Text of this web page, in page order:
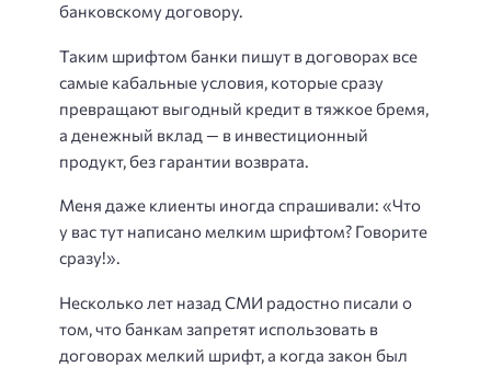
банковскому договору.
Таким шрифтом банки пишут в договорах все
самые кабальные условия, которые сразу
превращают выгодный кредит в тяжкое бремя,
а денежный вклад — в инвестиционный
продукт, без гарантии возврата.
Меня даже клиенты иногда спрашивали: «Что
у вас тут написано мелким шрифтом? Говорите
сразу!».
Несколько лет назад СМИ радостно писали о
том, что банкам запретят использовать в
договорах мелкий шрифт, а когда закон был